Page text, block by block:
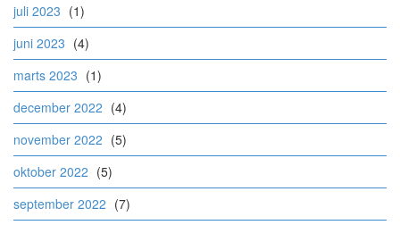
juli 2023 (1)
juni 2023 (4)
marts 2023 (1)
december 2022 (4)
november 2022 (5)
oktober 2022 (5)
september 2022 (7)